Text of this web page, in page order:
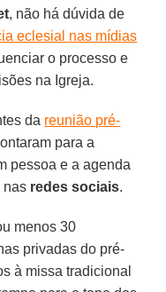
, não há dúvida de
eclesial nas mídias
o processo e
na Igreja.
da reunião pré-
para a
pessoa e a agenda
nas redes sociais.
menos 30
privadas do pré-
à missa tradicional